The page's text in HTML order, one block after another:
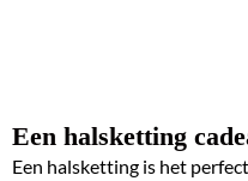
Een halsketting
Een halsketting is het